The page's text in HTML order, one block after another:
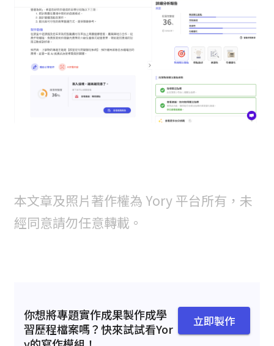
本文章及照片著作權為 Yory 平台所有，未
經同意請勿任意轉載。
你想將專題實作成果製作成學
習歷程檔案嗎？快來試試看Yor
立即製作